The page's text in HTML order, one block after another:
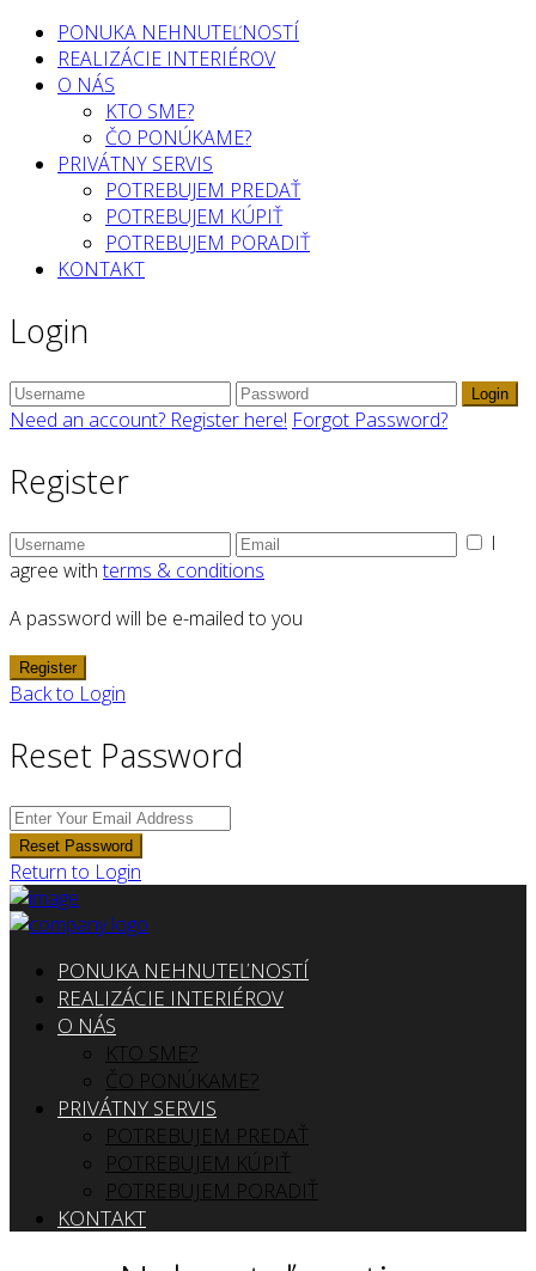
PONUKA NEHNUTEĽNOSTÍ
REALIZÁCIE INTERIÉROV
O NÁS
KTO SME?
ČO PONÚKAME?
PRIVÁTNY SERVIS
POTREBUJEM PREDAŤ
POTREBUJEM KÚPIŤ
POTREBUJEM PORADIŤ
KONTAKT
Login
Login
Need an account? Register here! Forgot Password?
Register
I
agree withterms & conditions
A password will be e-mailed to you
Register
Back to Login
Reset Password
Reset Password
Return to Login
PONUKA NEHNUTEĽNOSTÍ
REALIZÁCIE INTERIÉROV
O NÁS
KTO SME?
ČO PONÚKAME?
PRIVÁTNY SERVIS
POTREBUJEM PREDAŤ
POTREBUJEM KÚPIŤ
POTREBUJEM PORADIŤ
KONTAKT